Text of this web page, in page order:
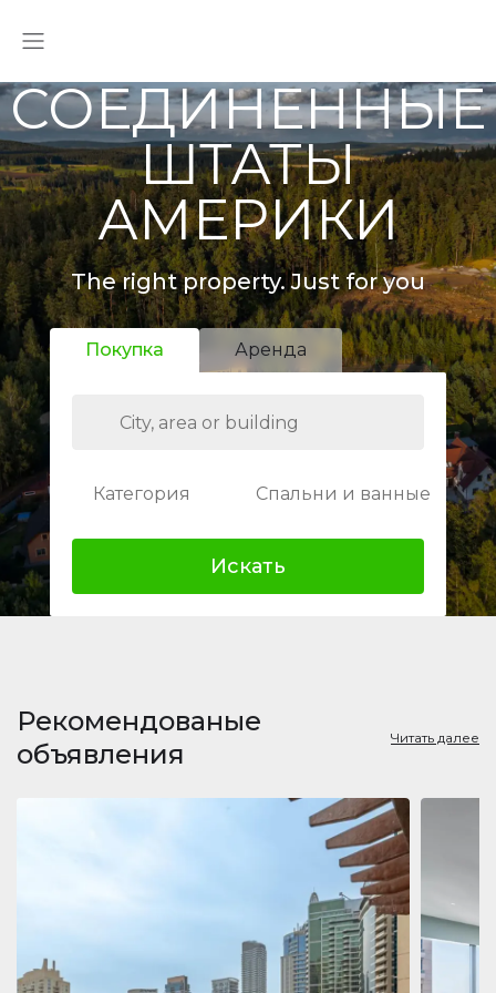
СОЕДИНЕННЫЕ
ШТАТЫ
АМЕРИКИ
The right property. Just for you
Покупка Аренда
Категория Спальни и ванные
Искать
Рекомендованые
объявления
Читать далее